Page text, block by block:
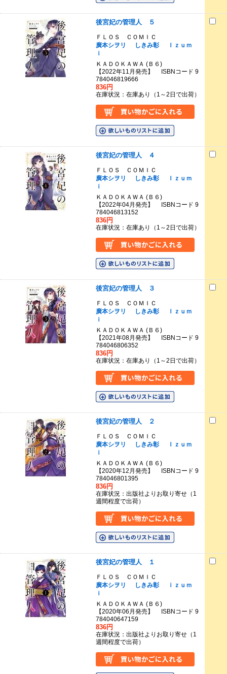
後宮妃の管理人 ５
ＦＬＯＳ ＣＯＭＩＣ
廣本シヲリ
しきみ彰
Ｉｚｕｍ
ｉ
ＫＡＤＯＫＡＷＡ (Ｂ６)
【2022年11月発売】 ISBNコード 9
784046819666
836円
在庫状況：在庫あり（1～2日で出荷）
後宮妃の管理人 ４
ＦＬＯＳ ＣＯＭＩＣ
廣本シヲリ
しきみ彰
Ｉｚｕｍ
ｉ
ＫＡＤＯＫＡＷＡ (Ｂ６)
【2022年04月発売】 ISBNコード 9
784046813152
836円
在庫状況：在庫あり（1～2日で出荷）
後宮妃の管理人 ３
ＦＬＯＳ ＣＯＭＩＣ
廣本シヲリ
しきみ彰
Ｉｚｕｍ
ｉ
ＫＡＤＯＫＡＷＡ (Ｂ６)
【2021年08月発売】 ISBNコード 9
784046806352
836円
在庫状況：在庫あり（1～2日で出荷）
後宮妃の管理人 ２
ＦＬＯＳ ＣＯＭＩＣ
廣本シヲリ
しきみ彰
Ｉｚｕｍ
ｉ
ＫＡＤＯＫＡＷＡ (Ｂ６)
【2020年12月発売】 ISBNコード 9
784046801395
836円
在庫状況：出版社よりお取り寄せ（1
週間程度で出荷）
後宮妃の管理人 １
ＦＬＯＳ ＣＯＭＩＣ
廣本シヲリ
しきみ彰
ｉｚｕｍ
ｉ
ＫＡＤＯＫＡＷＡ (Ｂ６)
【2020年06月発売】 ISBNコード 9
784040647159
836円
在庫状況：出版社よりお取り寄せ（1
週間程度で出荷）